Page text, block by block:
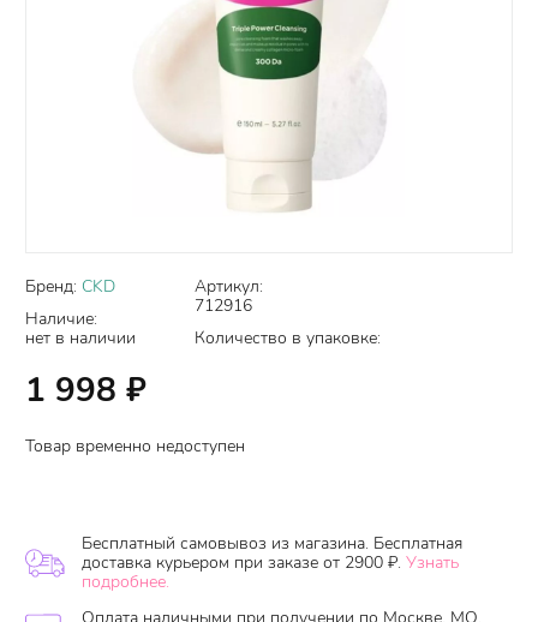
Бренд: CKD
Наличие:
нет в наличии
Артикул:
712916
Количество в упаковке:
1 998 ₽
Товар временно недоступен
Бесплатный самовывоз из магазина. Бесплатная
доставка курьером при заказе от 2900 ₽. Узнать
подробнее.